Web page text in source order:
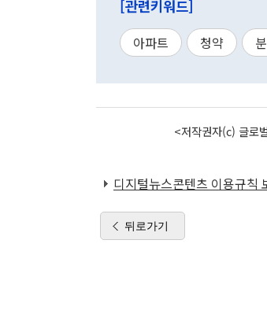
[관련키워드]
아파트 청약
<저작권자(c) 글로
디지털뉴스콘텐츠 이용규칙
뒤로가기